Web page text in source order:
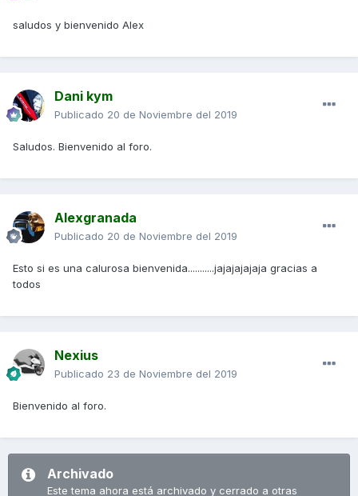
saludos y bienvenido Alex
Dani kym
Publicado 20 de Noviembre del 2019
Saludos. Bienvenido al foro.
Alexgranada
Publicado 20 de Noviembre del 2019
Esto si es una calurosa bienvenida...........jajajajajaja gracias a
todos
Nexius
Publicado 23 de Noviembre del 2019
Bienvenido al foro.
Archivado
Este tema ahora está archivado y cerrado a otras